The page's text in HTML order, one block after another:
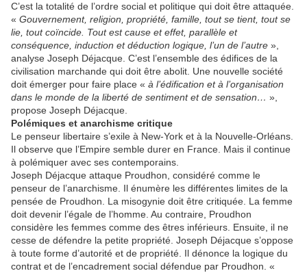
C’est la totalité de l’ordre social et politique qui doit être attaquée.
« Gouvernement, religion, propriété, famille, tout se tient, tout se
lie, tout coïncide. Tout est cause et effet, parallèle et
conséquence, induction et déduction logique, l’un de l’autre »,
analyse Joseph Déjacque. C’est l’ensemble des édifices de la
civilisation marchande qui doit être abolit. Une nouvelle société
doit émerger pour faire place « à l’édification et à l’organisation
dans le monde de la liberté de sentiment et de sensation… »,
propose Joseph Déjacque.
Polémiques et anarchisme critique
Le penseur libertaire s’exile à New-York et à la Nouvelle-Orléans.
Il observe que l’Empire semble durer en France. Mais il continue
à polémiquer avec ses contemporains.
Joseph Déjacque attaque Proudhon, considéré comme le
penseur de l’anarchisme. Il énumère les différentes limites de la
pensée de Proudhon. La misogynie doit être critiquée. La femme
doit devenir l’égale de l’homme. Au contraire, Proudhon
considère les femmes comme des êtres inférieurs. Ensuite, il ne
cesse de défendre la petite propriété. Joseph Déjacque s’oppose
à toute forme d’autorité et de propriété. Il dénonce la logique du
contrat et de l’encadrement social défendue par Proudhon. «